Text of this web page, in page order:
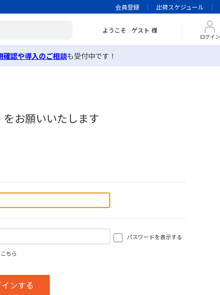
会員登録 出荷スケジュール
ようこそ ゲスト 様
ログイン
確認や導入のご相談も受付中です！
をお願いいたします
パスワードを表示する
ちら